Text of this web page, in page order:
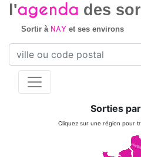
l'agenda des
Sortir à NAYet ses environs
Sorties
Cliquez sur une région pour